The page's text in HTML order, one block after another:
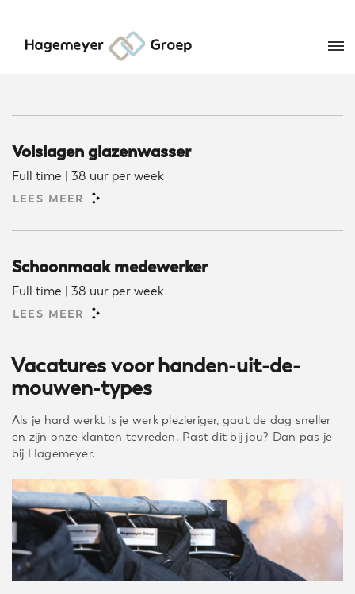
Volslagen glazenwasser
Full time | 38 uur per week
LEES MEER
Schoonmaak medewerker
Full time | 38 uur per week
LEES MEER
Vacatures voor handen-uit-de-
mouwen-types
Als je hard werkt is je werk plezieriger, gaat de dag sneller
en zijn onze klanten tevreden. Past dit bij jou? Dan pas je
bij Hagemeyer.